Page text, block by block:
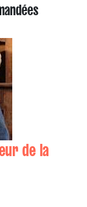
de la